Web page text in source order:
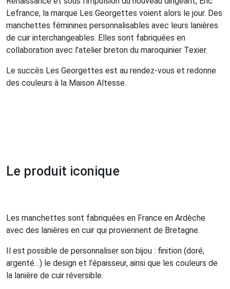
Lefrance, la marque Les Georgettes voient alors le jour. Des
manchettes féminines personnalisables avec leurs lanières
de cuir interchangeables. Elles sont fabriquées en
collaboration avec l’atelier breton du maroquinier Texier.
Le succès Les Georgettes est au rendez-vous et redonne
des couleurs à la Maison Altesse.
Le produit iconique
Les manchettes sont fabriquées en France en Ardèche
avec des lanières en cuir qui proviennent de Bretagne.
Il est possible de personnaliser son bijou : finition (doré,
argenté…) le design et l’épaisseur, ainsi que les couleurs de
la lanière de cuir réversible.